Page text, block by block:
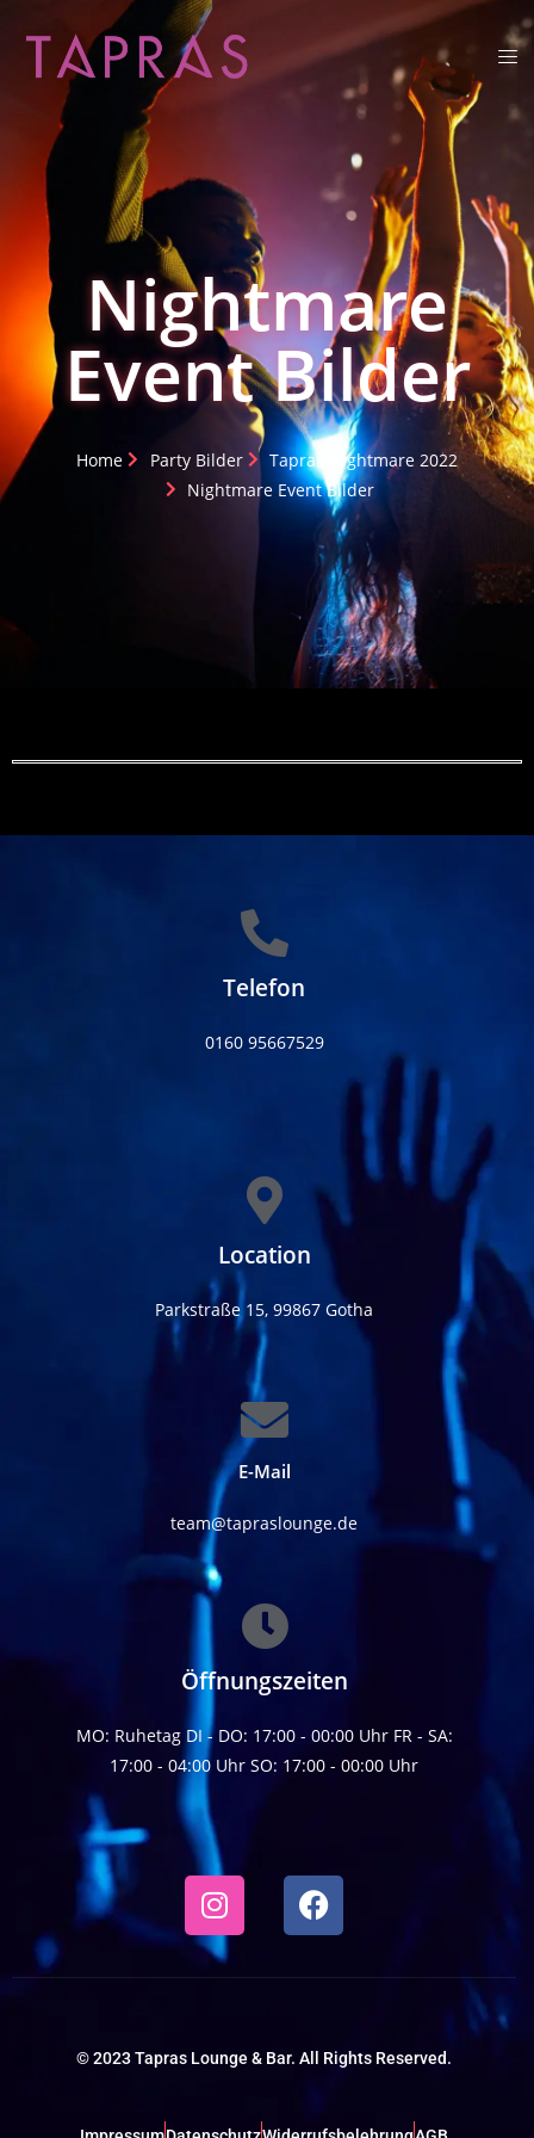
Nightmare
Event Bilder
Home Party Bilder
Tapras Nightmare 2022
Nightmare Event Bilder
Telefon
0160 95667529
Location
Parkstraße 15, 99867 Gotha
E-Mail
team@tapraslounge.de
Öffnungszeiten
MO: Ruhetag DI - DO: 17:00 - 00:00 Uhr FR - SA:
17:00 - 04:00 Uhr SO: 17:00 - 00:00 Uhr
© 2023 Tapras Lounge & Bar. All Rights Reserved.